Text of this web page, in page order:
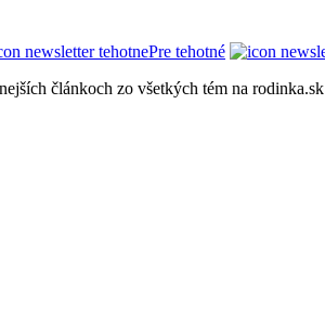
Pre tehotné
článkoch zo všetkých tém na rodinka.sk